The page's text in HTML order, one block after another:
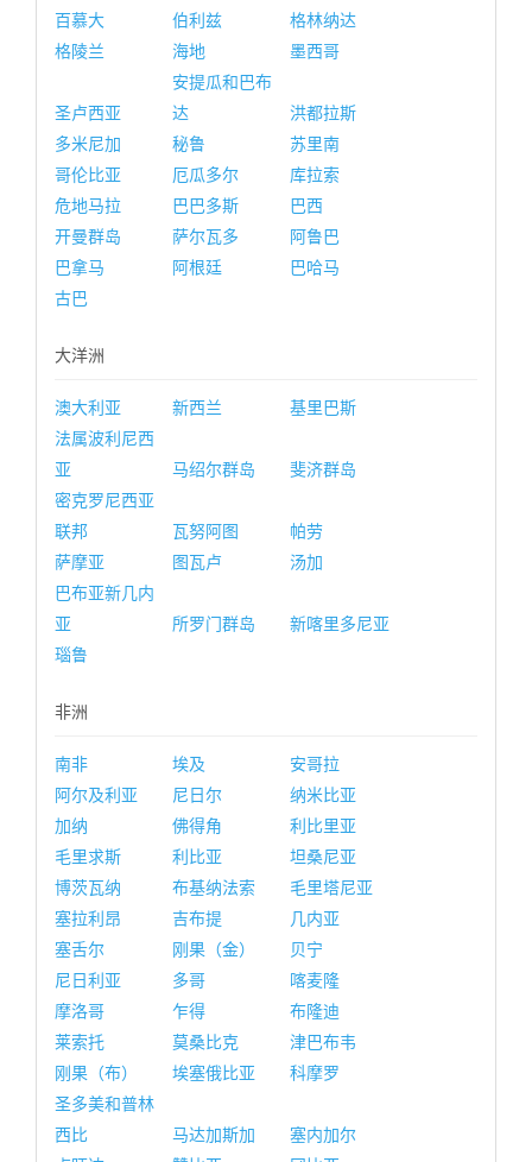
百慕大
伯利兹
格林纳达
格陵兰
海地 墨西哥
圣卢西亚
安提瓜和巴布
达
洪都拉斯
多米尼加
秘鲁
苏里南
哥伦比亚
厄瓜多尔
库拉索
危地马拉
巴巴多斯
巴西
开曼群岛
萨尔瓦多
阿鲁巴
巴拿马
阿根廷
巴哈马
古巴
大洋洲
澳大利亚 新西兰
基里巴斯
法属波利尼西
亚
马绍尔群岛
斐济群岛
密克罗尼西亚
联邦
瓦努阿图
帕劳
萨摩亚
图瓦卢
汤加
巴布亚新几内
亚
所罗门群岛
新喀里多尼亚
瑙鲁
非洲
南非 埃及
安哥拉
阿尔及利亚
尼日尔
纳米比亚
加纳
佛得角
利比里亚
毛里求斯
利比亚
坦桑尼亚
博茨瓦纳
布基纳法索
毛里塔尼亚
塞拉利昂
吉布提
几内亚
塞舌尔
刚果（金）
贝宁
尼日利亚
多哥
喀麦隆
摩洛哥
乍得
布隆迪
莱索托
莫桑比克
津巴布韦
刚果（布）
埃塞俄比亚
科摩罗
圣多美和普林
西比
马达加斯加
塞内加尔